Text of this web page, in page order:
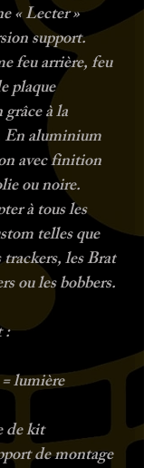
« Lecter »
support.
feu arrière, feu
plaque
à la
En aluminium
avec finition
ou noire.
à tous les
telles que
les Brat
ou les bobbers.
:
lumière
de kit
de montage